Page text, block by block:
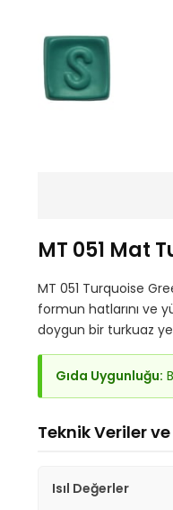
MT 051 Mat
MT 051 Turquoise
formun hatlarını ve
doygun bir turkuaz
Gıda Uygunluğu:
Teknik Veriler
Isıl Değerler